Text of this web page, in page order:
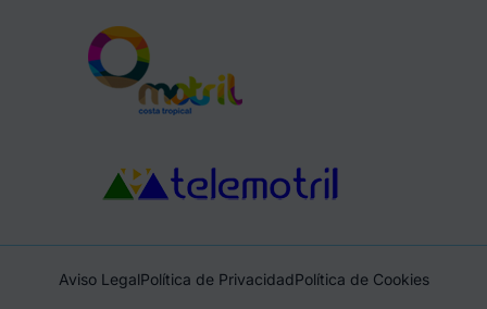
Aviso LegalPolítica de PrivacidadPolítica de Cookies